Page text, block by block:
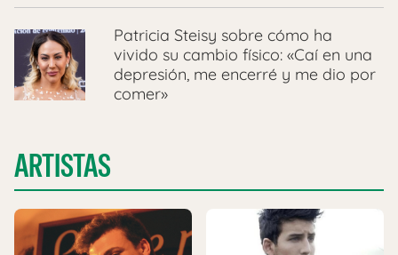
Patricia Steisy sobre cómo ha
vivido su cambio físico: «Caí en una
depresión, me encerré y me dio por
comer»
ARTISTAS